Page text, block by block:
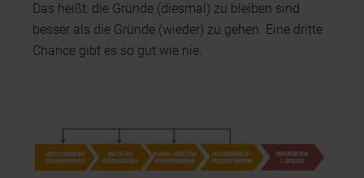
Das heißt: die Gründe (diesmal) zu bleiben sind
besser als die Gründe (wieder) zu gehen. Eine dritte
Chance gibt es so gut wie nie.